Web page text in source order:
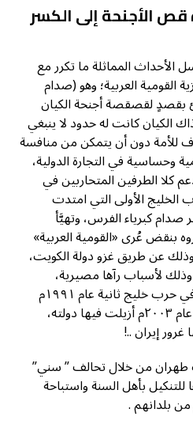
الأجنحة إلى الكسر
المماثلة ما تكرر مع
العربية؛ وهو (صدام
لقصقصة أجنحة الكيان
الكيان كانت له حدود لا ينبغي
للأمة دون أن يتمكن من منافسة
وحساسية في التجارة الدولية،
كلا الطرفين المتحاربين في
الخليج الأولى التي امتدت
كبرياء الفرس، وتهيَّأ
بنقض عُرى «القومية العربية»
عن طريق غزو دولة الكويت،
لأسباب رآها مصيرية،
لتتسلسل الأحداث بعد ذلك في حرب خليج ثانية عام ١٩٩١م
أُسقطت فيها هيبته، ثم ثالثة عام ٢٠٠٣م أزيلت فيها دولته،
إيران ..!
طهران من خلال تحالف ” سني”
بأهل السنة واستباحة
بلدانهم .